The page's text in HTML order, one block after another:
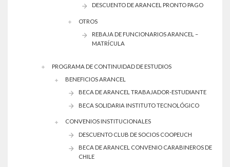
DESCUENTO DE ARANCEL PRONTO PAGO
OTROS
REBAJA DE FUNCIONARIOS ARANCEL –
MATRÍCULA
PROGRAMA DE CONTINUIDAD DE ESTUDIOS
BENEFICIOS ARANCEL
BECA DE ARANCEL TRABAJADOR-ESTUDIANTE
BECA SOLIDARIA INSTITUTO TECNOLÓGICO
CONVENIOS INSTITUCIONALES
DESCUENTO CLUB DE SOCIOS COOPEUCH
BECA DE ARANCEL CONVENIO CARABINEROS DE
CHILE